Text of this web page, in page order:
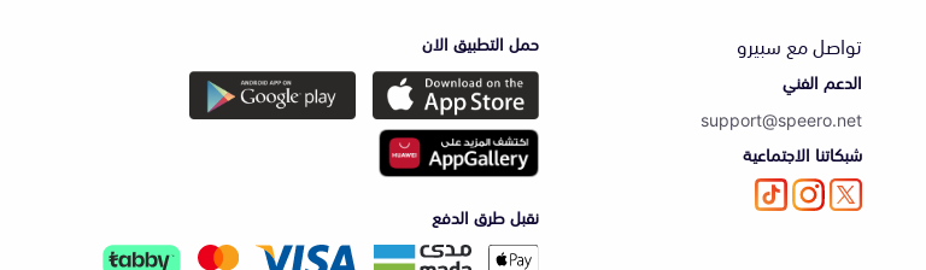
تواصل مع سبيرو
الدعم الفني
support@speero.net
شبكاتنا الاجتماعية
حمل التطبيق الان
نقبل طرق الدفع